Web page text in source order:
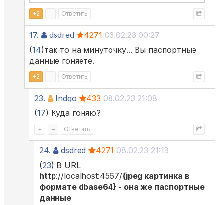
+2 – Ответить
17. dsdred 4271 03.02.23 00:27
(14)так то на минуточку... Вы паспортные
данные гоняете.
+2 – Ответить
23. Indgo 433 08.02.23 21:08
(17) Куда гоняю?
+ – Ответить
24. dsdred 4271 08.02.23 21:18
(23) В URL
http://localhost:4567/{jpeg картинка в
формате dbase64} - она же паспортные
данные